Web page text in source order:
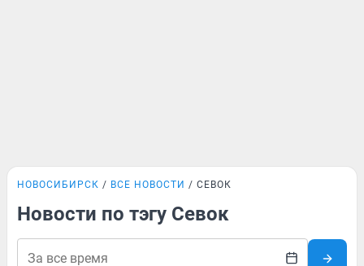
НОВОСИБИРСК ВСЕ НОВОСТИ СЕВОК
Новости по тэгу Севок